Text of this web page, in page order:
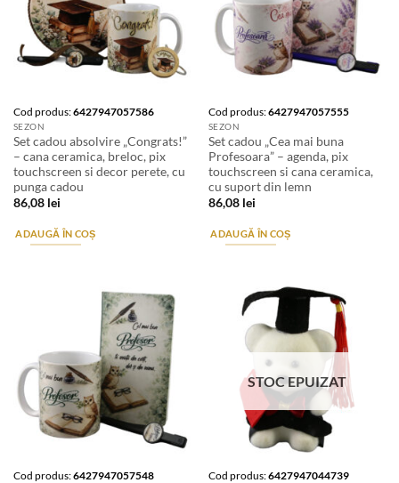
Cod produs:6427947057586
SEZON
Set cadou absolvire „Congrats!”
– cana ceramica, breloc, pix
touchscreen si decor perete, cu
punga cadou
86,08 lei
ADAUGĂ ÎN COȘ
Cod produs:6427947057555
SEZON
Set cadou „Cea mai buna
Profesoara” – agenda, pix
touchscreen si cana ceramica,
cu suport din lemn
86,08 lei
ADAUGĂ ÎN COȘ
Cod produs:6427947057548
STOC EPUIZAT
Cod produs:6427947044739